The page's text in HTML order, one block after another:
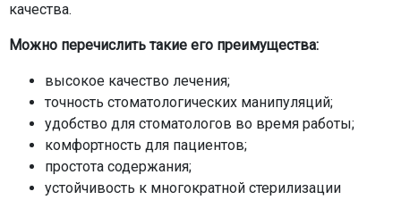
качества.
Можно перечислить такие его преимущества:
высокое качество лечения;
точность стоматологических манипуляций;
удобство для стоматологов во время работы;
комфортность для пациентов;
простота содержания;
устойчивость к многократной стерилизации